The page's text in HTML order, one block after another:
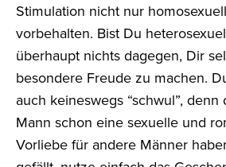
Stimulation nicht nur
vorbehalten. Bist Du
überhaupt nichts dagegen, Dir
besondere Freude zu machen.
auch keineswegs “schwul”,
Mann schon eine sexuelle und
Vorliebe für andere Männer